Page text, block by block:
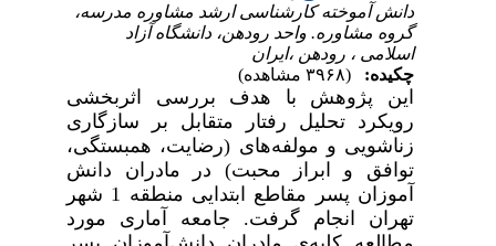
دانش آموخته کارشناسی ارشد مشاوره مدرسه،
گروه مشاوره. واحد رودهن، دانشگاه آزاد
اسلامی ، رودهن ،ایران
چکیده:
این پژوهش با هدف بررسی اثربخشی
رویکرد تحلیل رفتار متقابل بر سازگاری
زناشویی و مولفه‌های (رضایت، همبستگی،
توافق و ابراز محبت) در مادران دانش
آموزان پسر مقاطع ابتدایی منطقه 1 شهر
تهران انجام گرفت. جامعه آماری مورد